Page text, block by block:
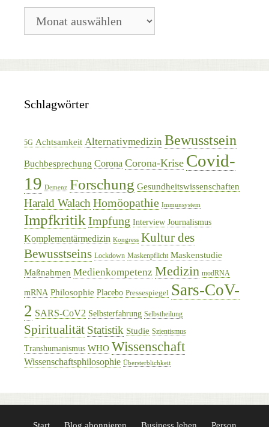
Archiv
Schlagwörter
5G Achtsamkeit Alternativmedizin Bewusstsein
Buchbesprechung Corona Corona-Krise Covid-
19 Demenz Forschung Gesundheitswissenschaften
Harald Walach Homöopathie Immunsystem
Impfkritik Impfung Interview Journalismus
Komplementärmedizin Kongress Kultur des
Bewusstseins Lockdown Maskenpflicht Maskenstudie
Maßnahmen Medienkompetenz Medizin modRNA
mRNA Philosophie Placebo Pressespiegel Sars-CoV-
2 SARS-CoV2 Selbsterfahrung Selbstheilung
Spiritualität Statistik Studie Szientismus
Transhumanismus WHO Wissenschaft
Wissenschaftsphilosophie Übersterblichkeit
Start Blog abonnieren Business leben Person